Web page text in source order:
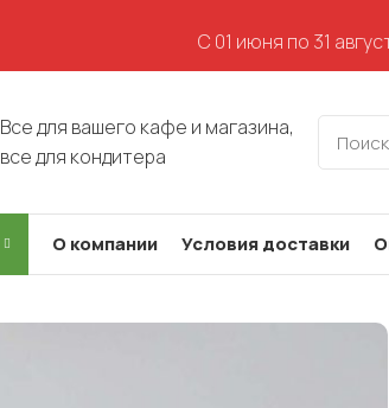
Все для вашего кафе и магазина,
все для кондитера
О компании Условия доставки
С 01 июня по 31